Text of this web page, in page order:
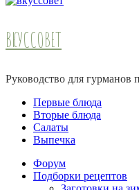
ВКУССОВЕТ
Руководство для
Первые блюда
Вторые блюда
Салаты
Выпечка
Форум
Подборки рецептов